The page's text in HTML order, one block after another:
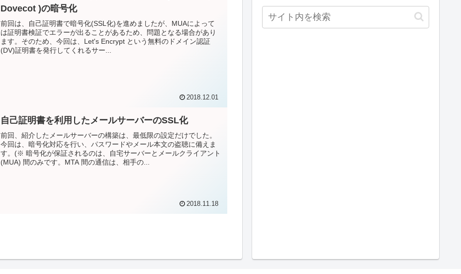
Dovecot )の暗号化
前回は、自己証明書で暗号化(SSL化)を進めましたが、MUAによって
は証明書検証でエラーが出ることがあるため、問題となる場合があり
ます。そのため、今回は、Let's Encrypt という無料のドメイン認証
(DV)証明書を発行してくれるサー...
2018.12.01
自己証明書を利用したメールサーバーのSSL化
前回、紹介したメールサーバーの構築は、最低限の設定だけでした。
今回は、暗号化対応を行い、パスワードやメール本文の盗聴に備えま
す。(※ 暗号化が保証されるのは、自宅サーバーとメールクライアント
(MUA) 間のみです。MTA 間の通信は、相手の...
2018.11.18